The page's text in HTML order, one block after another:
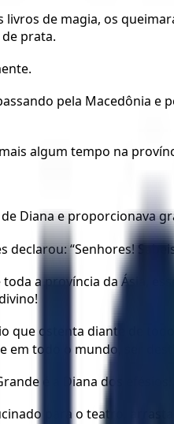
de magia, os
prata.
pela Macedônia e
algum tempo na
Diana e proporcionava
“Senhores!
a província da Ásia,
que ostenta diante de
todo o mundo, ser
é a Diana dos efésios!”
para o teatro,